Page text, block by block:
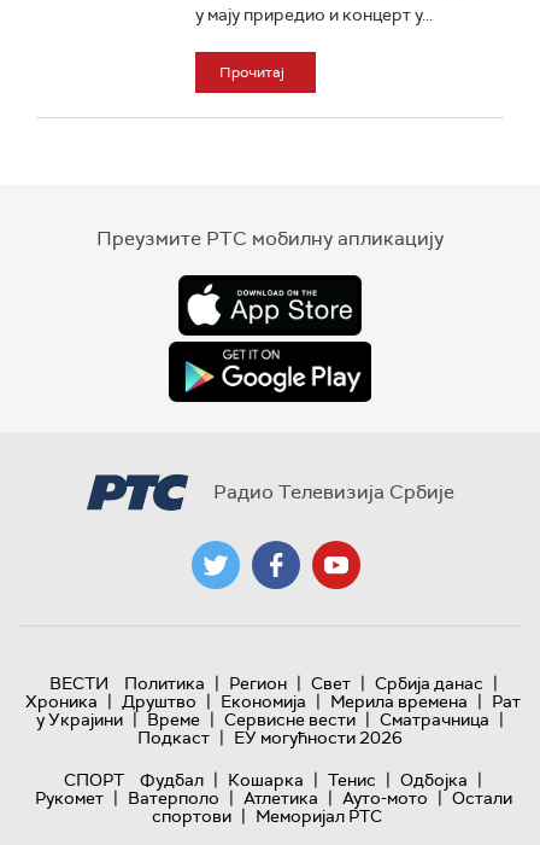
у мају приредио и концерт у...
Прочитај
Преузмите РТС мобилну апликацију
Радио Телевизија Србије
ВЕСТИ Политика | Регион | Свет | Србија данас |
Хроника | Друштво | Економија | Мерила времена | Рат
у Украјини | Време | Сервисне вести | Сматрачница |
Подкаст | ЕУ могућности 2026
СПОРТ
Фудбал | Кошарка | Тенис | Одбојка |
Рукомет | Ватерполо | Атлетика | Ауто-мото | Остали
спортови | Меморијал РТС